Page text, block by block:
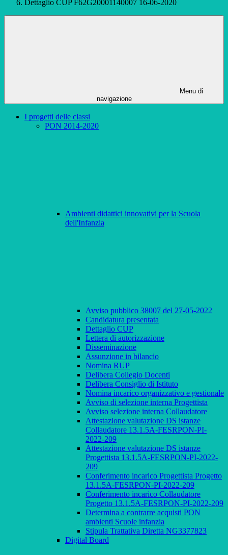
Dettaglio CUP F62G20001140007 16-06-2020
Menu di
navigazione
I progetti delle classi
PON 2014-2020
Ambienti didattici innovativi per la Scuola
dell'Infanzia
Avviso pubblico 38007 del 27-05-2022
Candidatura presentata
Dettaglio CUP
Lettera di autorizzazione
Disseminazione
Assunzione in bilancio
Nomina RUP
Delibera Collegio Docenti
Delibera Consiglio di Istituto
Nomina incarico organizzativo e gestionale
Avviso di selezione interna Progettista
Avviso selezione interna Collaudatore
Attestazione valutazione DS istanze
Collaudatore 13.1.5A-FESRPON-PI-
2022-209
Attestazione valutazione DS istanze
Progettista 13.1.5A-FESRPON-PI-2022-
209
Conferimento incarico Progettista Progetto
13.1.5A-FESRPON-PI-2022-209
Conferimento incarico Collaudatore
Progetto 13.1.5A-FESRPON-PI-2022-209
Determina a contrarre acquisti PON
ambienti Scuole infanzia
Stipula Trattativa Diretta NG3377823
Digital Board